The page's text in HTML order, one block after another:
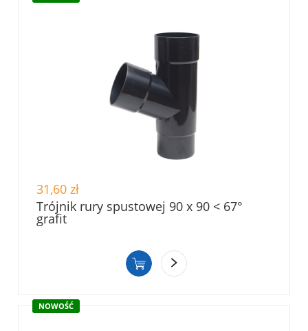
31,60 zł
Trójnik rury spustowej 90 x 90 < 67°
grafit
NOWOŚĆ